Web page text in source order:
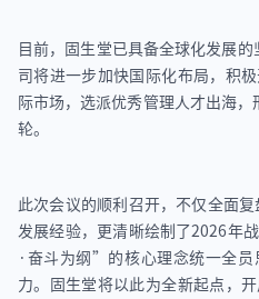
目前，固生堂已具备全球化发展
司将进一步加快国际化布局，积
际市场，选派优秀管理人才出海
轮。
此次会议的顺利召开，不仅全面
发展经验，更清晰绘制了2026年
·奋斗为纲”的核心理念统一全
力。固生堂将以此为全新起点，